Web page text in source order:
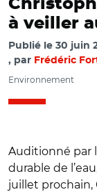
à veiller
Publié le 30 juin
par Frédéric
Environnement
Auditionné par
durable de
juillet prochain,